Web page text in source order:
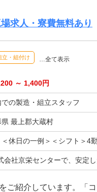
求人・寮費無料あり
立・組付け …全て表示
～ 1,400円
での製造・組立スタッフ
県 最上郡大蔵村
＜休日の一例＞＜シフト＞4勤2休＜休日＞工場カレンダーによる★
京栄センターで、安定した暮らしを手に入れませんか？☆家具付
ご紹介しています。「